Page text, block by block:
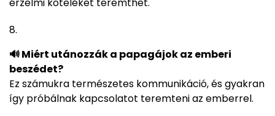
érzelmi köteléket teremthet.
🔊 Miért utánozzák a papagájok az emberi
beszédet?
Ez számukra természetes kommunikáció, és gyakran
így próbálnak kapcsolatot teremteni az emberrel.